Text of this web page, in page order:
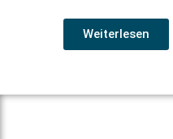
Weiterlesen